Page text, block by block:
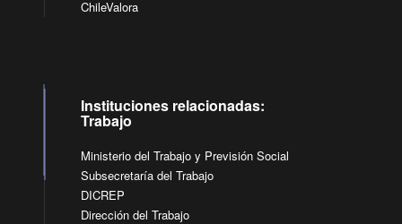
ChileValora
Instituciones relacionadas:
Trabajo
Ministerio del Trabajo y Previsión Social
Subsecretaría del Trabajo
DICREP
Dirección del Trabajo